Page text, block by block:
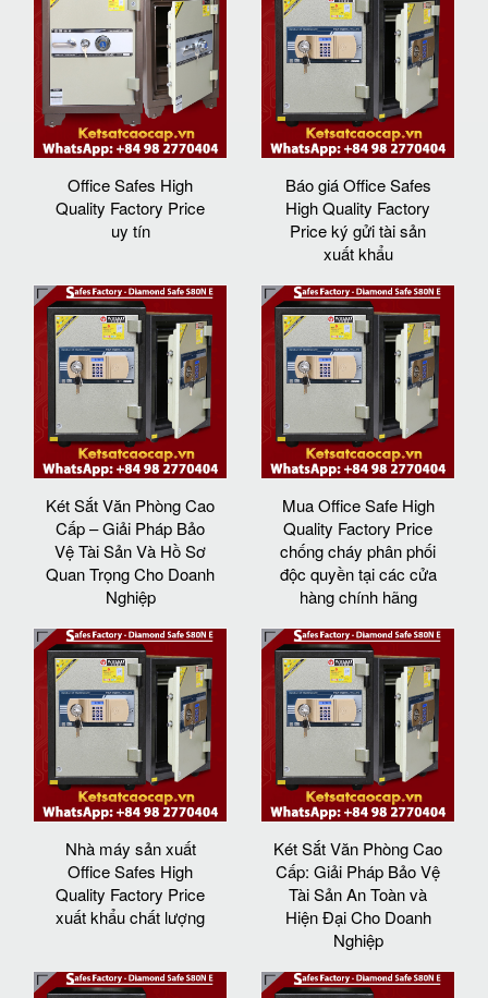
Office Safes High
Quality Factory Price
uy tín
Báo giá Office Safes
High Quality Factory
Price ký gửi tài sản
xuất khẩu
Két Sắt Văn Phòng Cao
Cấp – Giải Pháp Bảo
Vệ Tài Sản Và Hồ Sơ
Quan Trọng Cho Doanh
Nghiệp
Mua Office Safe High
Quality Factory Price
chống cháy phân phối
độc quyền tại các cửa
hàng chính hãng
Nhà máy sản xuất
Office Safes High
Quality Factory Price
xuất khẩu chất lượng
Két Sắt Văn Phòng Cao
Cấp: Giải Pháp Bảo Vệ
Tài Sản An Toàn và
Hiện Đại Cho Doanh
Nghiệp